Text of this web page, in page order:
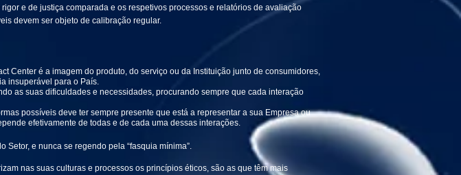
e de justiça comparada e os respetivos processos e relatórios de avaliação
devem ser objeto de calibração regular.
Center é a imagem do produto, do serviço ou da Instituição junto de consumidores,
insuperável para o País.
as suas dificuldades e necessidades, procurando sempre que cada interação
possíveis deve ter sempre presente que está a representar a sua Empresa ou
efetivamente de todas e de cada uma dessas interações.
Setor, e nunca se regendo pela “fasquia mínima”.
nas suas culturas e processos os princípios éticos, são as que têm mais